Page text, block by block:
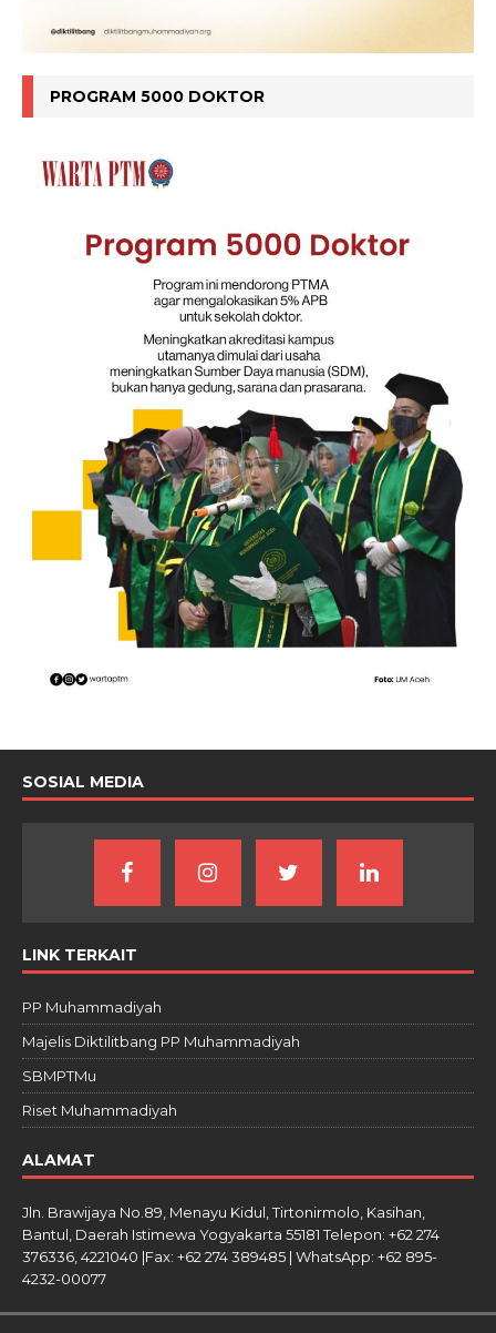
PROGRAM 5000 DOKTOR
SOSIAL MEDIA
LINK TERKAIT
PP Muhammadiyah
Majelis Diktilitbang PP Muhammadiyah
SBMPTMu
Riset Muhammadiyah
ALAMAT
Jln. Brawijaya No.89, Menayu Kidul, Tirtonirmolo, Kasihan,
Bantul, Daerah Istimewa Yogyakarta 55181 Telepon: +62 274
376336, 4221040 |Fax: +62 274 389485 | WhatsApp: +62 895-
4232-00077